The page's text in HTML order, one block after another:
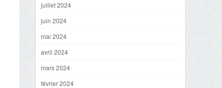
juillet 2024
juin 2024
mai 2024
avril 2024
mars 2024
février 2024